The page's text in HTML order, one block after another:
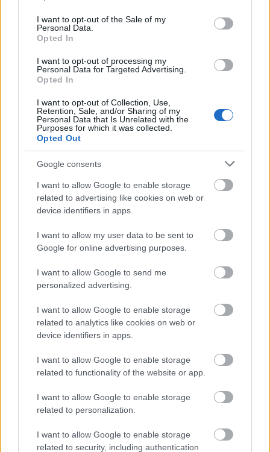
use your data for below specified purposes in below Google
consent section.
I want to opt-out of the Sale of my
Personal Data.
Opted In
I want to opt-out of processing my
Personal Data for Targeted Advertising.
Opted In
I want to opt-out of Collection, Use,
Retention, Sale, and/or Sharing of my
Personal Data that Is Unrelated with the
Purposes for which it was collected.
Opted Out
Google consents
I want to allow Google to enable storage
related to advertising like cookies on web or
device identifiers in apps.
I want to allow my user data to be sent to
Google for online advertising purposes.
I want to allow Google to send me
personalized advertising.
I want to allow Google to enable storage
related to analytics like cookies on web or
device identifiers in apps.
I want to allow Google to enable storage
related to functionality of the website or app.
I want to allow Google to enable storage
related to personalization.
I want to allow Google to enable storage
related to security, including authentication